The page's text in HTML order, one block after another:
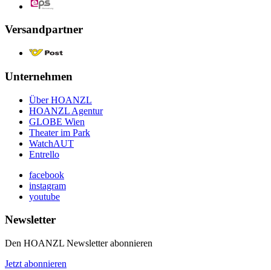
Versandpartner
Unternehmen
Über HOANZL
HOANZL Agentur
GLOBE Wien
Theater im Park
WatchAUT
Entrello
facebook
instagram
youtube
Newsletter
Den HOANZL Newsletter abonnieren
Jetzt abonnieren